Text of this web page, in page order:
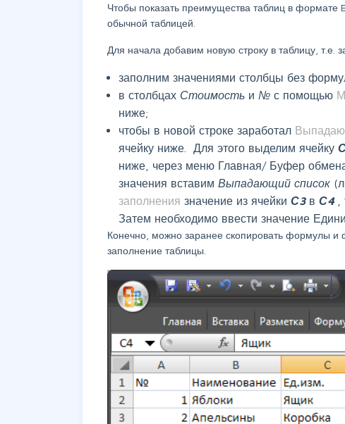
Чтобы показать преимущества таблиц в формате
обычной таблицей.
Для начала добавим новую строку в таблицу, т.е.
заполним значениями столбцы без
в столбцах Стоимость и № с помощью
ниже;
чтобы в новой строке заработал
ячейку ниже. Для этого выделим ячейку
ниже, через меню Главная/ Буфер
значения вставим Выпадающий список
заполнения значение из ячейки С3 в С4
Затем необходимо ввести значение
Конечно, можно заранее скопировать формулы и
заполнение таблицы.